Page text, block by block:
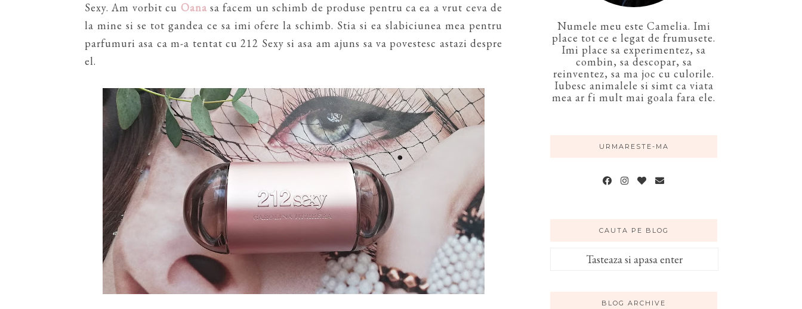
Sexy. Am vorbit cu Oanasa facem un schimb de produse pentru ca ea a vrut ceva de
la mine si se tot gandea ce sa imi ofere la schimb. Stia si ea slabiciunea mea pentru
parfumuri asa ca m-a tentat cu 212 Sexy si asa am ajuns sa va povestesc astazi despre
el.
Numele meu este Camelia. Imi
place tot ce e legat de frumusete.
Imi place sa experimentez, sa
combin, sa descopar, sa
reinventez, sa ma joc cu culorile.
Iubesc animalele si simt ca viata
mea ar fi mult mai goala fara ele.
URMARESTE-MA
CAUTA PE BLOG
BLOG ARCHIVE